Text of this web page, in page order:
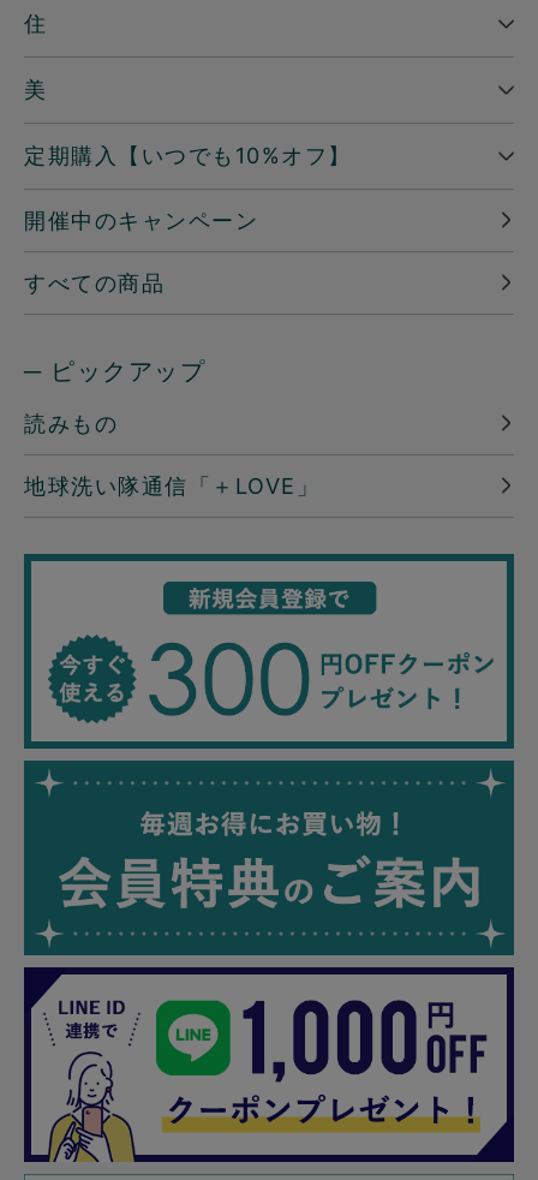
住
美
定期購入【いつでも10%オフ】
開催中のキャンペーン
すべての商品
─ ピックアップ
読みもの
地球洗い隊通信「＋LOVE」